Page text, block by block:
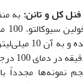
فنل کل و تانن: به
شده و